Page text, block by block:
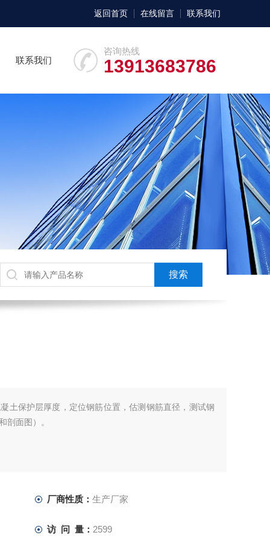
返回首页 在线留言 联系我们
咨询热线
13913683786
联系我们
土保护层厚度，定位钢筋位置，估测钢筋直径，测试钢
剖面图）。
厂商性质： 生产厂家
访 问 量： 2599